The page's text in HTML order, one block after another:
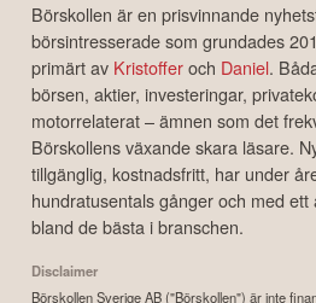
Börskollen är en prisvinnande
börsintresserade som grundades
primärt av Kristofferoch Daniel.
börsen, aktier, investeringar,
motorrelaterat – ämnen som det
Börskollens växande skara läsare.
tillgänglig, kostnadsfritt, har under
hundratusentals gånger och med
bland de bästa i branschen.
Disclaimer
Börskollen Sverige AB ("Börskollen") är inte